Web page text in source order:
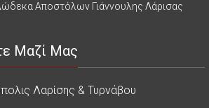
Αποστόλων Γιάννουλης Λάρισας
Μαζί Μας
Λαρίσης & Τυρνάβου